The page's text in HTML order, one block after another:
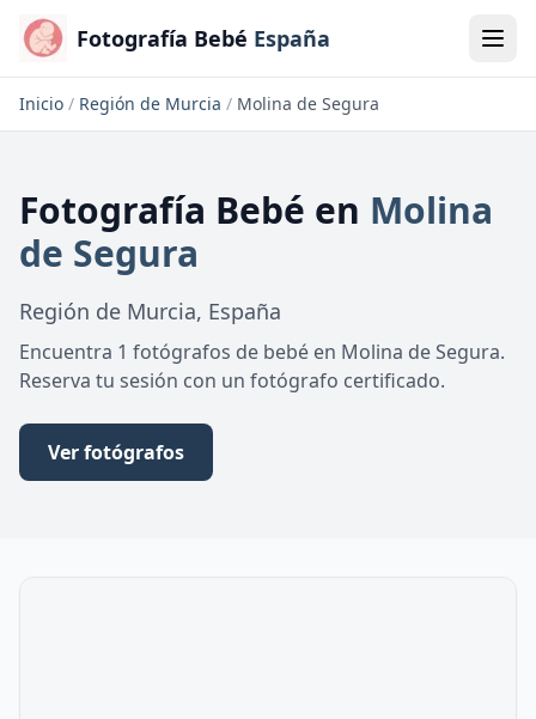
Fotografía Bebé España
Inicio / Región de Murcia / Molina de Segura
Fotografía Bebé en Molina
de Segura
Región de Murcia, España
Encuentra 1 fotógrafos de bebé en Molina de Segura.
Reserva tu sesión con un fotógrafo certificado.
Ver fotógrafos